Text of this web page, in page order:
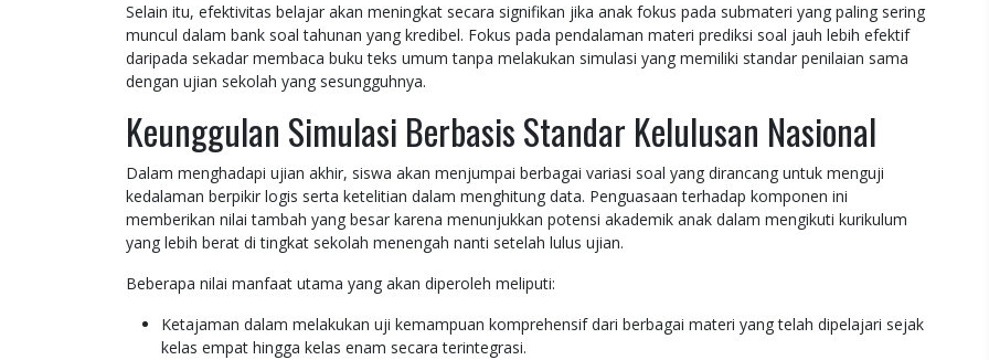
Selain itu, efektivitas belajar akan meningkat secara signifikan jika anak fokus pada submateri yang paling sering
muncul dalam bank soal tahunan yang kredibel. Fokus pada pendalaman materi prediksi soal jauh lebih efektif
daripada sekadar membaca buku teks umum tanpa melakukan simulasi yang memiliki standar penilaian sama
dengan ujian sekolah yang sesungguhnya.
Keunggulan Simulasi Berbasis Standar Kelulusan Nasional
Dalam menghadapi ujian akhir, siswa akan menjumpai berbagai variasi soal yang dirancang untuk menguji
kedalaman berpikir logis serta ketelitian dalam menghitung data. Penguasaan terhadap komponen ini
memberikan nilai tambah yang besar karena menunjukkan potensi akademik anak dalam mengikuti kurikulum
yang lebih berat di tingkat sekolah menengah nanti setelah lulus ujian.
Beberapa nilai manfaat utama yang akan diperoleh meliputi:
Ketajaman dalam melakukan uji kemampuan komprehensif dari berbagai materi yang telah dipelajari sejak
kelas empat hingga kelas enam secara terintegrasi.